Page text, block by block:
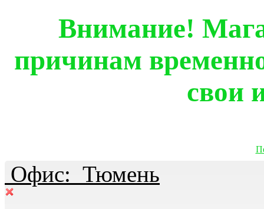
Внимание!
причинам
свои
Офис: Тюмень